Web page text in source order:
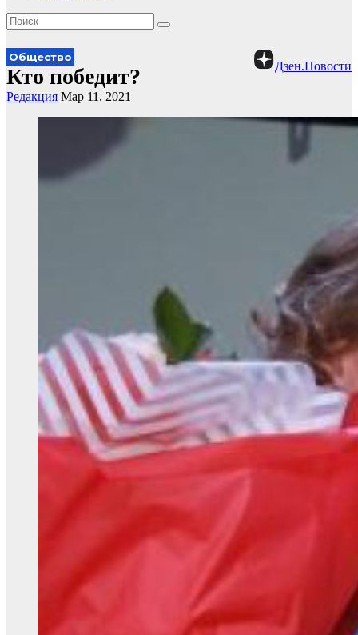
Дзен.Новости
Общество
Кто победит?
Редакция Мар 11, 2021